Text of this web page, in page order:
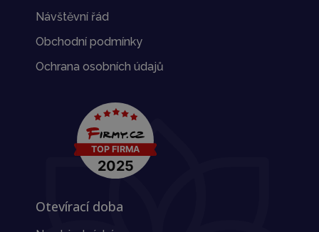
Návštěvní řád
Obchodní podmínky
Ochrana osobních údajů
Otevírací doba